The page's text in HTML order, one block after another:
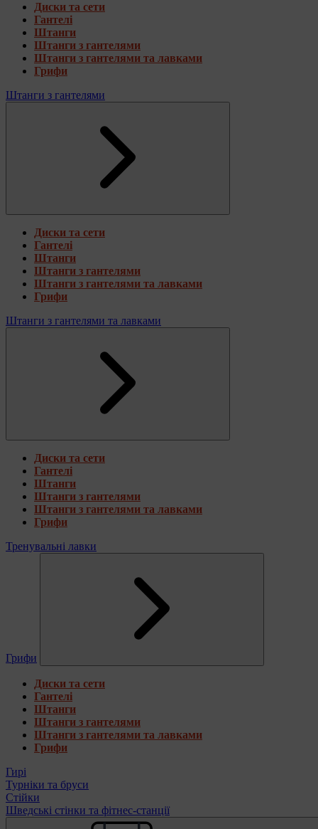
Диски та сети
Гантелі
Штанги
Штанги з гантелями
Штанги з гантелями та лавками
Грифи
Штанги з гантелями
Диски та сети
Гантелі
Штанги
Штанги з гантелями
Штанги з гантелями та лавками
Грифи
Штанги з гантелями та лавками
Диски та сети
Гантелі
Штанги
Штанги з гантелями
Штанги з гантелями та лавками
Грифи
Тренувальні лавки
Грифи
Диски та сети
Гантелі
Штанги
Штанги з гантелями
Штанги з гантелями та лавками
Грифи
Гирі
Турніки та бруси
Стійки
Шведські стінки та фітнес-станції